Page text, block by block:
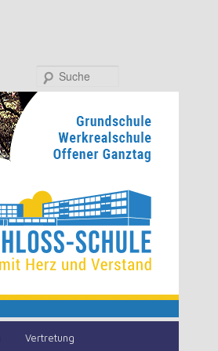
Vertretung